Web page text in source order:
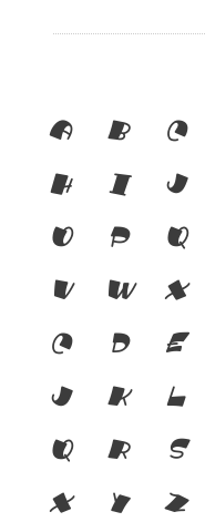
A B C
H
I J
O
P Q
V
W X
c
d e
j
k l
q
r s
x
y z